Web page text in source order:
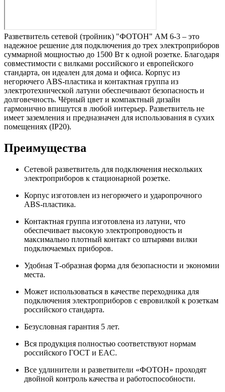
Разветвитель сетевой (тройник) "ФОТОН" АМ 6-3 – это
надежное решение для подключения до трех электроприборов
суммарной мощностью до 1500 Вт к одной розетке. Благодаря
совместимости с вилками российского и европейского
стандарта, он идеален для дома и офиса. Корпус из
негорючего ABS-пластика и контактная группа из
электротехнической латуни обеспечивают безопасность и
долговечность. Чёрный цвет и компактный дизайн
гармонично впишутся в любой интерьер. Разветвитель не
имеет заземления и предназначен для использования в сухих
помещениях (IP20).
Преимущества
Сетевой разветвитель для подключения нескольких
электроприборов к стационарной розетке.
Корпус изготовлен из негорючего и ударопрочного
ABS-пластика.
Контактная группа изготовлена из латуни, что
обеспечивает высокую электропроводность и
максимально плотный контакт со штырями вилки
подключаемых приборов.
Удобная Т-образная форма для безопасности и экономии
места.
Может использоваться в качестве переходника для
подключения электроприборов с евровилкой к розеткам
российского стандарта.
Безусловная гарантия 5 лет.
Вся продукция полностью соответствуют нормам
российского ГОСТ и EAC.
Все удлинители и разветвители «ФОТОН» проходят
двойной контроль качества и работоспособности.